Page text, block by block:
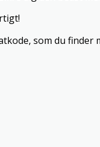
som du